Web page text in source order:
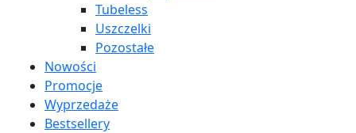
Tubeless
Uszczelki
Pozostałe
Nowości
Promocje
Wyprzedaże
Bestsellery